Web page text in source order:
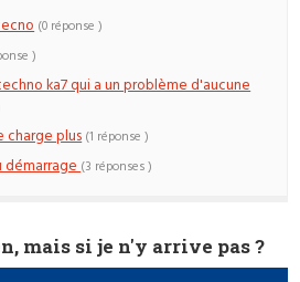
(0 réponse )
)
ka7 qui a un problème d'aucune
plus (1 réponse )
démarrage(3 réponses )
mais si je n'y arrive pas ?